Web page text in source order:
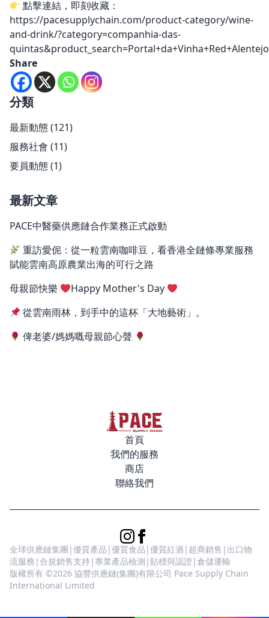
點擊連結，即刻收藏：
https://pacesupplychain.com/product-category/wine-
and-drink/?category=companhia-das-
quintas&product_search=Portal+da+Vinha+Red+Alentejo
Share
分類
最新動態(121)
服務社會 (11)
要員動態(1)
最新文章
PACE中醫藥供應鏈合作業務正式啟動
重訪愛伲：從一粒雲南咖啡豆，看香港全鏈條專業服務
賦能雲南高原農業出海的可行之路
母親節快樂
Happy Mother's Day
從雲南雨林，到手中的這杯「大地藝術」。
俾老婆/媽媽嘅母親節心聲
首頁
我們的服務
商店
聯絡我們
全球供應鏈集團|優質產品|優質食品|優質紅酒|超商銷售|出口物
流服務|合規銷售支持|專業產品檢測|貼標與認證|倉儲運輸
版權所有 ©2026 協豐供應鏈(集團)有限公司 Pace Supply Chain
International Limited